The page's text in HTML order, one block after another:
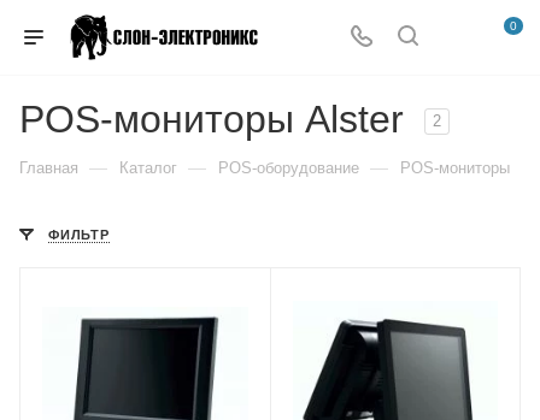
0
POS-мониторы Alster 2
Главная — Каталог — POS-оборудование — POS-мониторы
ФИЛЬТР